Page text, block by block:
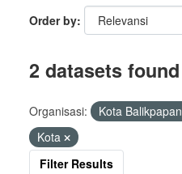
Order by
2 datasets found
Organisasi: Kota Balikpapan
Kota
Filter Results